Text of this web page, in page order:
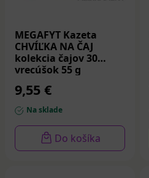
MEGAFYT Kazeta
CHVÍĽKA NA ČAJ
kolekcia čajov 30
vrecúšok 55 g
9,55 €
Na sklade
Do košíka